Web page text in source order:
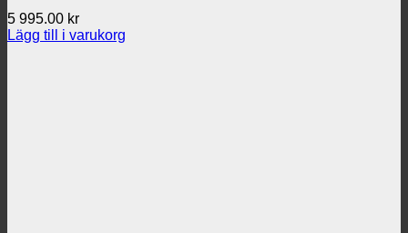
5 995.00 kr
Lägg till i varukorg